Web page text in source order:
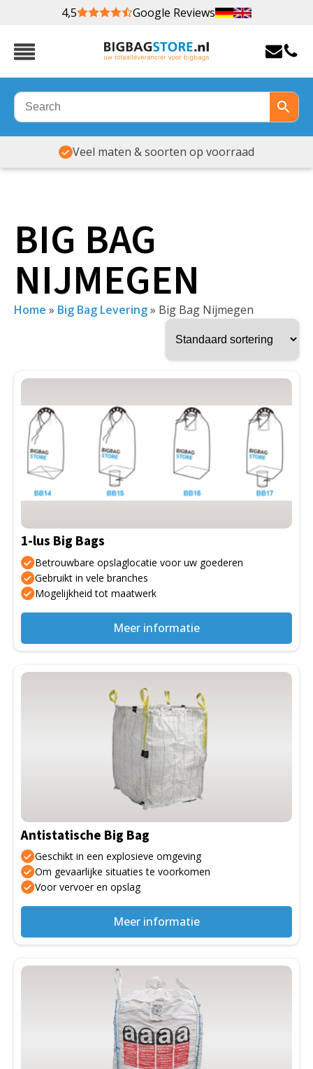
4,5 Google Reviews
Veel maten & soorten op voorraad
BIG BAG
NIJMEGEN
Home » Big Bag Levering» Big Bag Nijmegen
1-lus Big Bags
Betrouwbare opslaglocatie voor uw goederen
Gebruikt in vele branches
Mogelijkheid tot maatwerk
Meer informatie
Dit
product
heeft
meerdere
variaties.
Deze
optie
gekozen
worden
op
de
productpagina
Antistatische Big Bag
Geschikt in een explosieve omgeving
Om gevaarlijke situaties te voorkomen
Voor vervoer en opslag
Meer informatie
Dit
gekozen
worden
op
de
productpagina
Dit